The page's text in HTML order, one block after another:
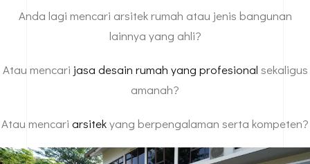
Anda lagi mencari arsitek rumah atau jenis bangunan
lainnya yang ahli?
Atau mencari jasa desain rumah yang profesional sekaligus
amanah?
Atau mencari arsitekyang berpengalaman serta kompeten?